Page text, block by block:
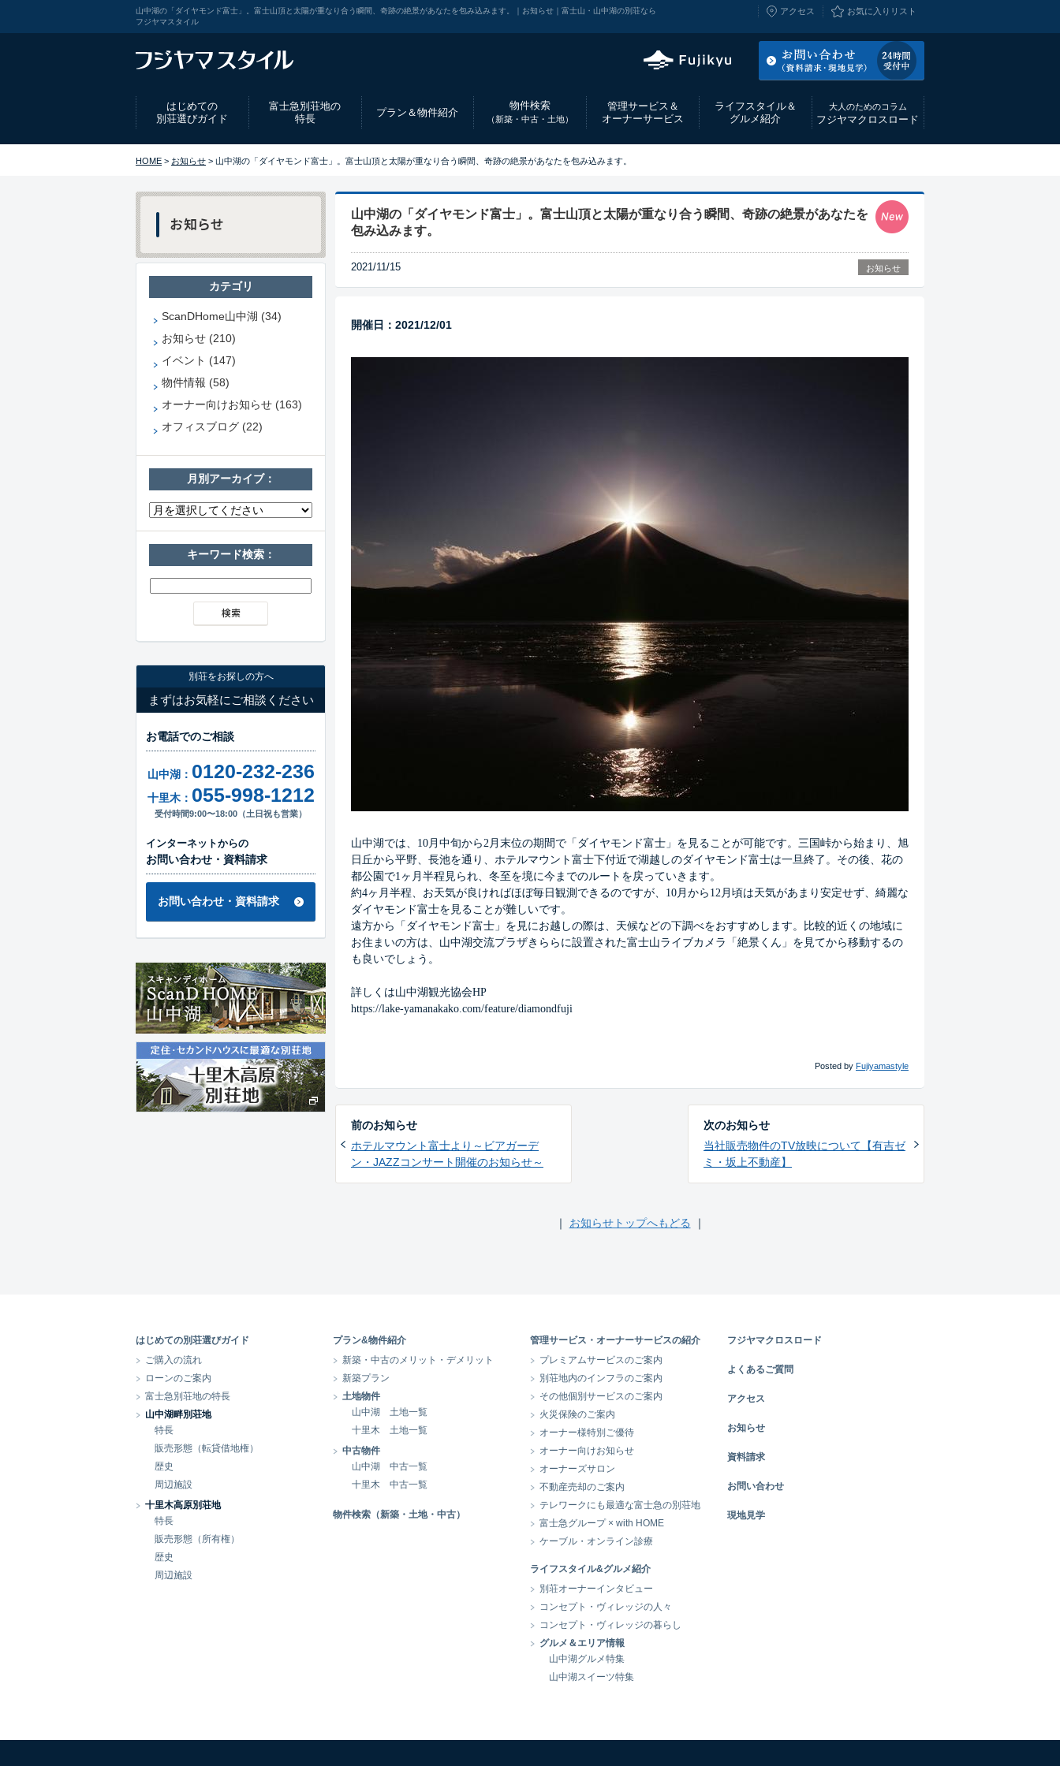
山中湖の「ダイヤモンド富士」。富士山頂と太陽が重なり合う瞬間、奇跡の絶景があなたを包み込みます。｜お知らせ｜富士山・山中湖の別荘なら
フジヤマスタイル
アクセス お気に入りリスト
はじめての
別荘選びガイド
富士急別荘地の
特長
プラン＆物件紹介
物件検索
（新築・中古・土地）
管理サービス＆
オーナーサービス
ライフスタイル＆
グルメ紹介
大人のためのコラム
フジヤマクロスロード
HOME > お知らせ > 山中湖の「ダイヤモンド富士」。富士山頂と太陽が重なり合う瞬間、奇跡の絶景があなたを包み込みます。
山中湖の「ダイヤモンド富士」。富士山頂と太陽が重なり合う瞬間、奇跡の絶景があなたを
包み込みます。
2021/11/15 お知らせ
開催日：2021/12/01
山中湖では、 10 月中旬から2 月末位の期間で「ダイヤモンド富士」を見ることが可能です。三国峠から始まり、旭
日丘から平野、長池を通り、ホテルマウント富士下付近で湖越しのダイヤモンド富士は一旦終了。その後、花の
都公園で1ヶ月半程見られ、冬至を境に今までのルートを戻っていきます。
約4ヶ月半程、お天気が良ければほぼ毎日観測できるのですが、 10 月から 12 月頃は天気があまり安定せず、綺麗な
ダイヤモンド富士を見ることが難しいです。
遠方から「ダイヤモンド富士」を見にお越しの際は、天候などの下調べをおすすめします。比較的近くの地域に
お住まいの方は、山中湖交流プラザきららに設置された富士山ライブカメラ「絶景くん」を見てから移動するの
も良いでしょう。
詳しくは山中湖観光協会HP
https://lake-yamanakako.com/feature/diamondfuji
Posted by Fujiyamastyle
前のお知らせ
ホテルマウント富士より～ビアガーデ
ン・JAZZコンサート開催のお知らせ～
次のお知らせ
当社販売物件のTV放映について【有吉ゼ
ミ・坂上不動産】
｜ お知らせトップへもどる ｜
カテゴリ
ScanDHome山中湖 (34)
お知らせ (210)
イベント (147)
物件情報 (58)
オーナー向けお知らせ (163)
オフィスブログ (22)
月別アーカイブ：
キーワード検索：
別荘をお探しの方へ
まずはお気軽にご相談ください
お電話でのご相談
山中湖： 0120-232-236
十里木： 055-998-1212
受付時間9:00〜18:00（土日祝も営業）
インターネットからの
お問い合わせ・資料請求
お問い合わせ・資料請求
はじめての別荘選びガイド
ご購入の流れ
ローンのご案内
富士急別荘地の特長
山中湖畔別荘地
特長
販売形態（転貸借地権）
歴史
周辺施設
十里木高原別荘地
特長
販売形態（所有権）
歴史
周辺施設
プラン&物件紹介
新築・中古のメリット・デメリット
新築プラン
土地物件
山中湖 土地一覧
十里木 土地一覧
中古物件
山中湖 中古一覧
十里木 中古一覧
物件検索（新築・土地・中古）
管理サービス・オーナーサービスの紹介
プレミアムサービスのご案内
別荘地内のインフラのご案内
その他個別サービスのご案内
火災保険のご案内
オーナー様特別ご優待
オーナー向けお知らせ
オーナーズサロン
不動産売却のご案内
テレワークにも最適な富士急の別荘地
富士急グループ × with HOME
ケーブル・オンライン診療
ライフスタイル&グルメ紹介
別荘オーナーインタビュー
コンセプト・ヴィレッジの人々
コンセプト・ヴィレッジの暮らし
グルメ＆エリア情報
山中湖グルメ特集
山中湖スイーツ特集
フジヤマクロスロード
よくあるご質問
アクセス
お知らせ
資料請求
お問い合わせ
現地見学